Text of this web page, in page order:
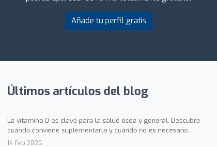
Añade tu perfil gratis
Últimos artículos del blog
La vitamina D es clave para la salud ósea y general. Descubre
cuándo conviene suplementarla y cuándo no es necesario.
14 Feb 2026